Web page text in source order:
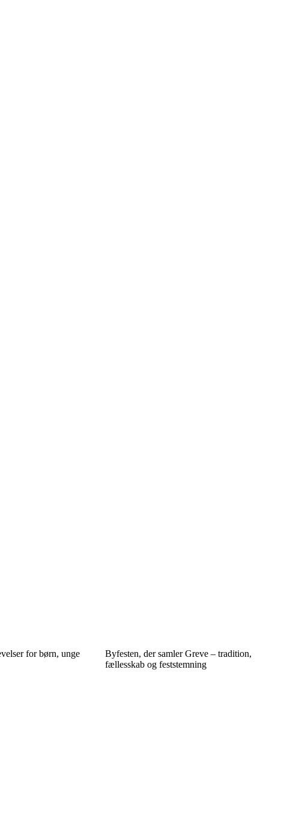
for børn, unge
Byfesten, der samler Greve – tradition,
fællesskab og feststemning